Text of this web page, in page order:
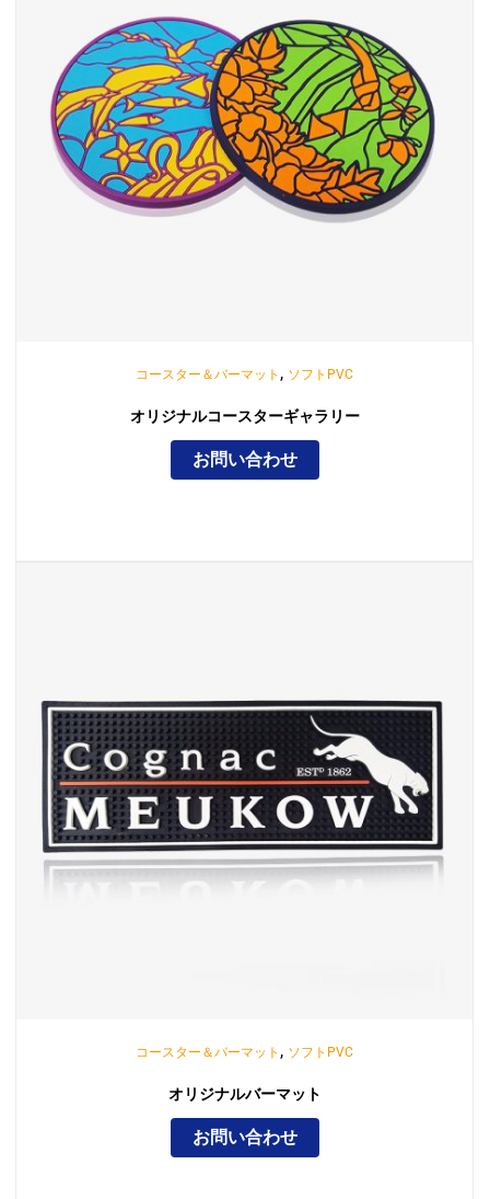
コースター＆バーマット , ソフトPVC
オリジナルコースターギャラリー
お問い合わせ
コースター＆バーマット , ソフトPVC
オリジナルバーマット
お問い合わせ